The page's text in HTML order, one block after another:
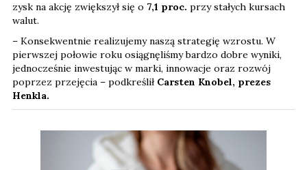
zysk na akcję zwiększył się o 7,1 proc. przy stałych kursach
walut.
– Konsekwentnie realizujemy naszą strategię wzrostu. W
pierwszej połowie roku osiągnęliśmy bardzo dobre wyniki,
jednocześnie inwestując w marki, innowacje oraz rozwój
poprzez przejęcia – podkreślił Carsten Knobel, prezes
Henkla.